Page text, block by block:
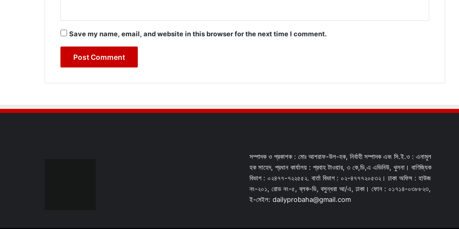
Save my name, email, and website in this browser for the next time I comment.
সম্পাদক ও প্রকাশক : মোঃ আশরাফ-উল-হক, নির্বাহী সম্পাদক এবং সি.ই.ও : এনামুল
হক সাহেদ, প্রধান কার্যালয় : প্রবাহ টাওয়ার, ৩ কে,ডি,এ এভিনিউ, খুলনা। বাণিজ্যিক
বিভাগ : ০২৪৭৭-৭২২৫৫২. বার্তা বিভাগ : ০২-৪৭৭৭২০৫৩২। ঢাকা অফিস : হাউজ
নং-২০১, রোড নং-৫, ব্লক-ডি, বসুন্ধরা আ/এ, ঢাকা। ফোন : ০১৭১৪-০৩৮৮২৩,
ই-মেইল: dailyprobaha@gmail.com